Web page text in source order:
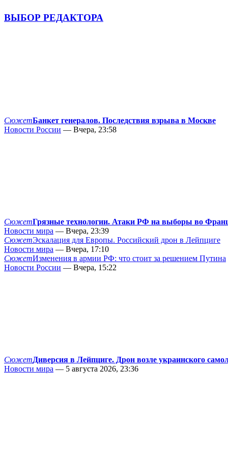
ВЫБОР РЕДАКТОРА
СюжетБанкет генералов. Последствия взрыва в Москве
Новости России — Вчера, 23:58
СюжетГрязные технологии. Атаки РФ на выборы во
Новости мира — Вчера, 23:39
СюжетЭскалация для Европы. Российский дрон в Лейпциге
Новости мира — Вчера, 17:10
СюжетИзменения в армии РФ: что стоит за решением Путина
Новости России — Вчера, 15:22
СюжетДиверсия в Лейпциге. Дрон возле украинского
Новости мира — 5 августа 2026, 23:36